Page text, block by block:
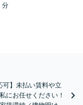
分
可】未払い賃料や立
にお任せください！